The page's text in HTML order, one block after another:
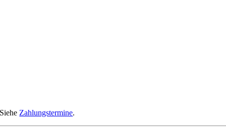
Siehe Zahlungstermine.